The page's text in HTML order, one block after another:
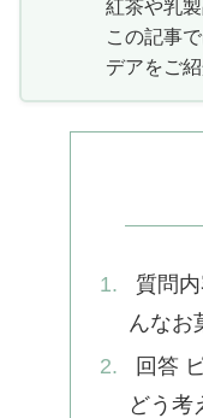
紅茶や乳製
この記事
デアをご紹
質問
んなお
回答
どう考